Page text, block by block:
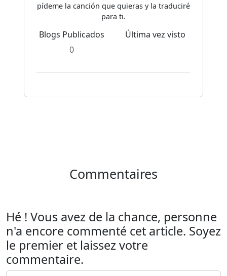
pídeme la canción que quieras y la traduciré
para ti.
Blogs Publicados
0
Última vez visto
Commentaires
Hé ! Vous avez de la chance, personne
n'a encore commenté cet article. Soyez
le premier et laissez votre
commentaire.